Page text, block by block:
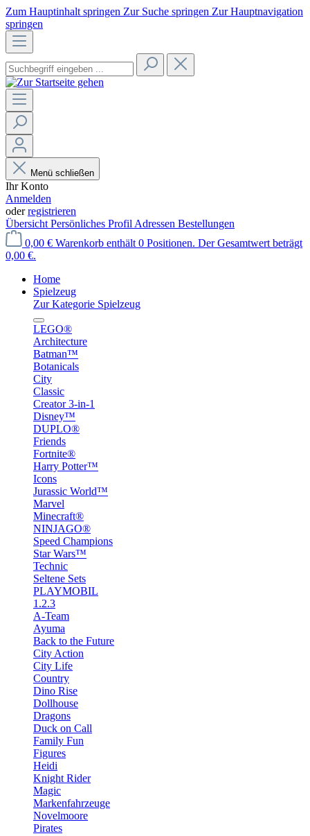
Zum Hauptinhalt springen Zur Suche springen Zur Hauptnavigation
springen
Menü schließen
Ihr Konto
Anmelden
oderregistrieren
Übersicht Persönliches Profil Adressen Bestellungen
0,00 € Warenkorb enthält 0 Positionen. Der Gesamtwert beträgt
0,00 €.
Home
Spielzeug
Zur Kategorie Spielzeug
LEGO®
Architecture
Batman™
Botanicals
City
Classic
Creator 3-in-1
Disney™
DUPLO®
Friends
Fortnite®
Harry Potter™
Icons
Jurassic World™
Marvel
Minecraft®
NINJAGO®
Speed Champions
Star Wars™
Technic
Seltene Sets
PLAYMOBIL
1.2.3
A-Team
Ayuma
Back to the Future
City Action
City Life
Country
Dino Rise
Dollhouse
Dragons
Duck on Call
Family Fun
Figures
Heidi
Knight Rider
Magic
Markenfahrzeuge
Novelmoore
Pirates